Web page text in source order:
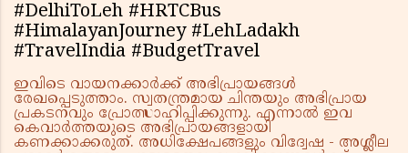
#DelhiToLeh #HRTCBus
#HimalayanJourney #LehLadakh
#TravelIndia #BudgetTravel
ഇവിടെ വായനക്കാർക്ക് അഭിപ്രായങ്ങൾ
രേഖപ്പെടുത്താം. സ്വതന്ത്രമായ ചിന്തയും അഭിപ്രായ
പ്രകടനവും പ്രോത്സാഹിപ്പിക്കുന്നു. എന്നാൽ ഇവ
കെവാർത്തയുടെ അഭിപ്രായങ്ങളായി
കണക്കാക്കരുത്. അധിക്ഷേപങ്ങളും വിദ്വേഷ - അശ്ലീല